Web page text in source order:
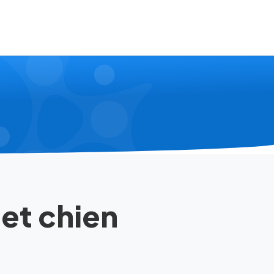
chien